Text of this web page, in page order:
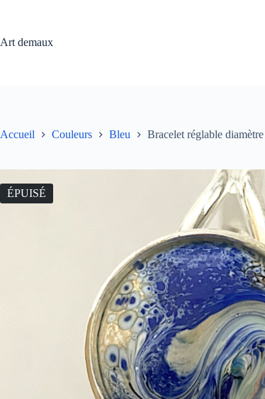
Art demaux
Accueil Couleurs Bleu Bracelet réglable
ÉPUISÉ